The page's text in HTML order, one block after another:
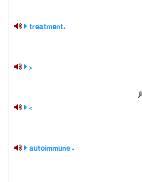
،treatment
<
>
• autoimmune